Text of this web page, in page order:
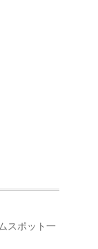
スポット一